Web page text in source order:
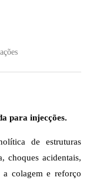
para injecções.
de estruturas
choques acidentais,
a colagem e reforço